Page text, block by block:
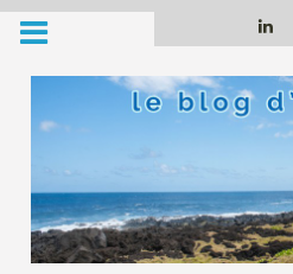
Skip
content